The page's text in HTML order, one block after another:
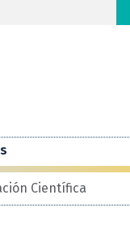
Científica